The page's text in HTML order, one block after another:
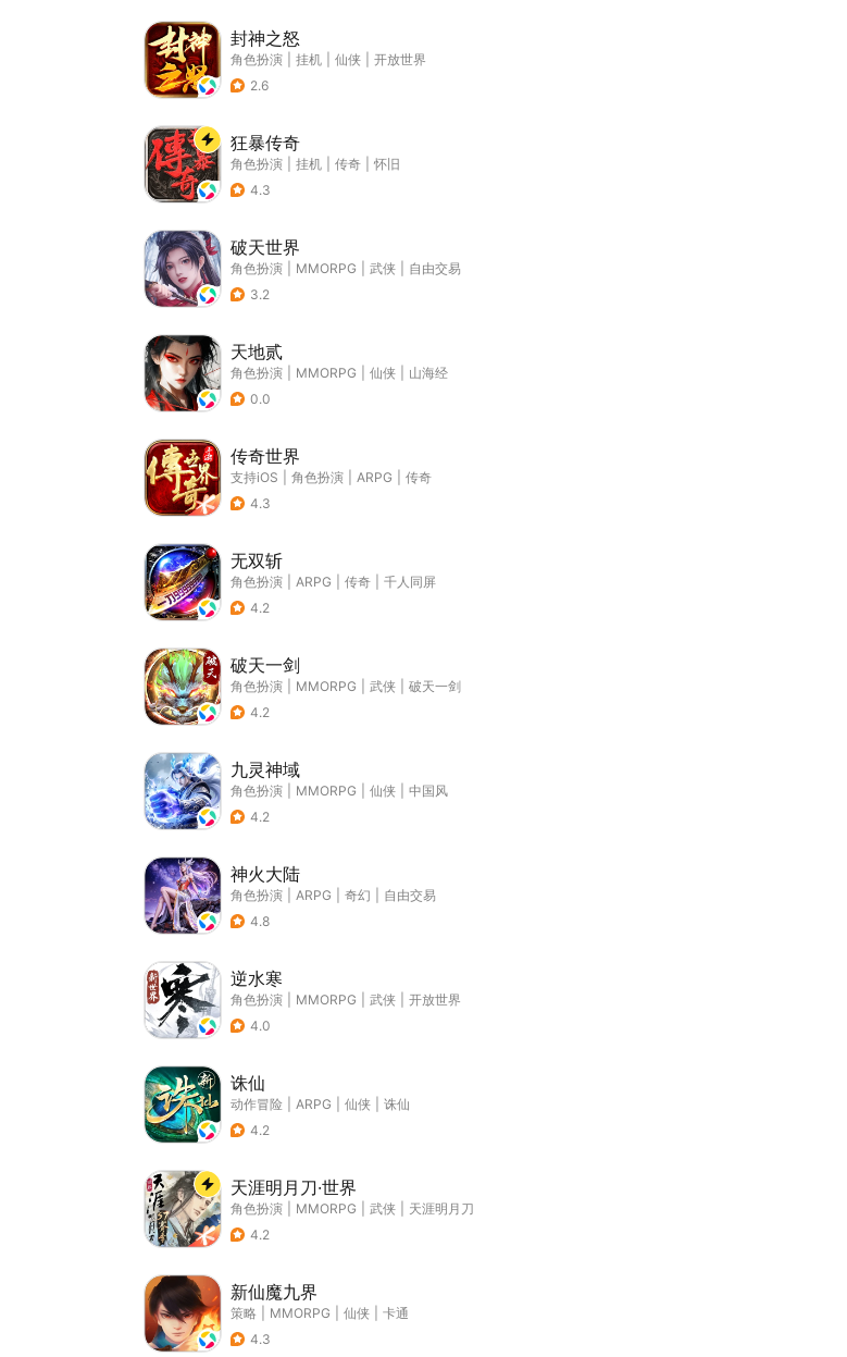
封神之怒
角色扮演 挂机 仙侠
开放世界
2.6
狂暴传奇
角色扮演 挂机 传奇
怀旧
4.3
破天世界
角色扮演 MMORPG 武侠
自由交易
3.2
天地贰
角色扮演 MMORPG 仙侠
山海经
0.0
传奇世界
支持iOS 角色扮演 ARPG
传奇
4.3
无双斩
角色扮演 ARPG 传奇
千人同屏
4.2
破天一剑
角色扮演 MMORPG 武侠
破天一剑
4.2
九灵神域
角色扮演 MMORPG 仙侠
中国风
4.2
神火大陆
角色扮演 ARPG 奇幻
自由交易
4.8
逆水寒
角色扮演 MMORPG 武侠
开放世界
4.0
诛仙
动作冒险 ARPG 仙侠
诛仙
4.2
天涯明月刀·世界
角色扮演 MMORPG 武侠
天涯明月刀
4.2
新仙魔九界
策略 MMORPG 仙侠
卡通
4.3